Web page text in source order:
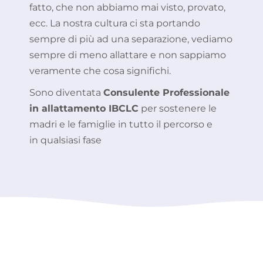
fatto, che non abbiamo mai visto, provato,
ecc. La nostra cultura ci sta portando
sempre di più ad una separazione, vediamo
sempre di meno allattare e non sappiamo
veramente che cosa significhi.
Sono diventataConsulente Professionale
in allattamento IBCLC per sostenere le
madri e le famiglie in tutto il percorso e
in qualsiasi fase